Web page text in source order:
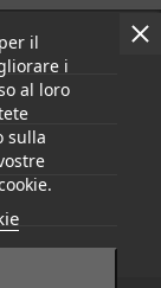
il
i
al loro
sulla